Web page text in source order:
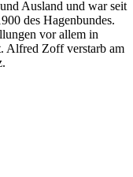
Ausland und war seit
des Hagenbundes.
vor allem in
Alfred Zoff verstarb am